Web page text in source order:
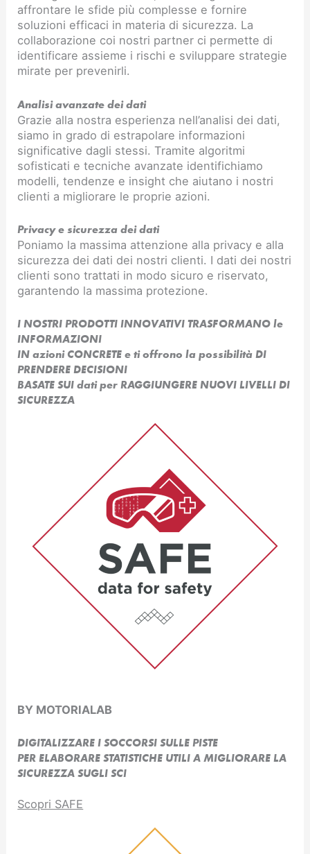
affrontare le sfide più complesse e fornire
soluzioni efficaci in materia di sicurezza. La
collaborazione coi nostri partner ci permette di
identificare assieme i rischi e sviluppare strategie
mirate per prevenirli.
Analisi avanzate dei dati
Grazie alla nostra esperienza nell’analisi dei dati,
siamo in grado di estrapolare informazioni
significative dagli stessi. Tramite algoritmi
sofisticati e tecniche avanzate identifichiamo
modelli, tendenze e insight che aiutano i nostri
clienti a migliorare le proprie azioni.
Privacy e sicurezza dei dati
Poniamo la massima attenzione alla privacy e alla
sicurezza dei dati dei nostri clienti. I dati dei nostri
clienti sono trattati in modo sicuro e riservato,
garantendo la massima protezione.
I NOSTRI PRODOTTI INNOVATIVI TRASFORMANO le
INFORMAZIONI
IN azioni CONCRETE e ti offrono la possibilità DI
PRENDERE DECISIONI
BASATE SUI dati per RAGGIUNGERE NUOVI LIVELLI DI
SICUREZZA
BY MOTORIALAB
DIGITALIZZARE I SOCCORSI SULLE PISTE
PER ELABORARE STATISTICHE UTILI A MIGLIORARE LA
SICUREZZA SUGLI SCI
Scopri SAFE